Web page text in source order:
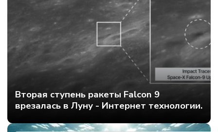
Вторая ступень ракеты Falcon 9
врезалась в Луну - Интернет технологии.